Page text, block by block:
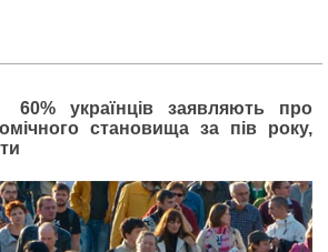
60% українців заявляють про
становища за пів року,